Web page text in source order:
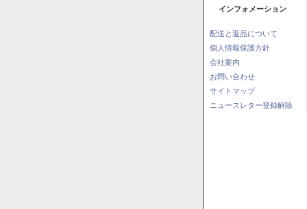
インフォメーション
配送と返品について
個人情報保護方針
会社案内
お問い合わせ
サイトマップ
ニュースレター登録解除